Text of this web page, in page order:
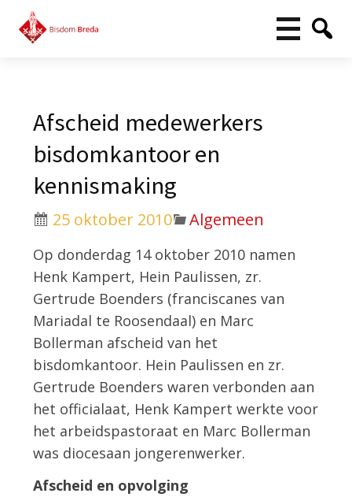
Afscheid medewerkers
bisdomkantoor en
kennismaking
25 oktober 2010 Algemeen
Op donderdag 14 oktober 2010 namen
Henk Kampert, Hein Paulissen, zr.
Gertrude Boenders (franciscanes van
Mariadal te Roosendaal) en Marc
Bollerman afscheid van het
bisdomkantoor. Hein Paulissen en zr.
Gertrude Boenders waren verbonden aan
het officialaat, Henk Kampert werkte voor
het arbeidspastoraat en Marc Bollerman
was diocesaan jongerenwerker.
Afscheid en opvolging